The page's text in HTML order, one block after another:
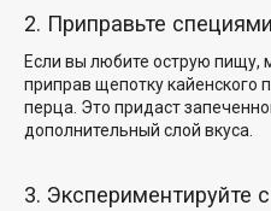
2. Приправьте специями
Если вы любите острую пищу,
приправ щепотку кайенского
перца. Это придаст
дополнительный слой вкуса.
3. Экспериментируйте